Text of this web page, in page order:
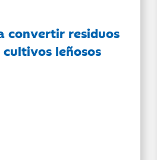
convertir residuos
leñosos